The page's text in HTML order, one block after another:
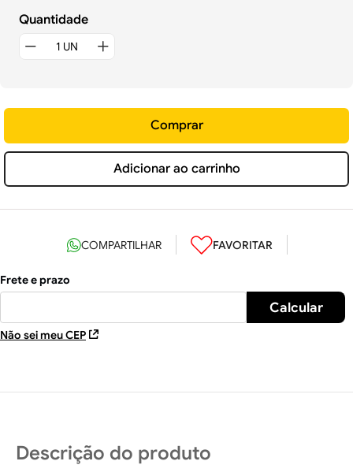
Quantidade
Adicionar ao carrinho
Comprar
Não sei meu CEP
Descrição do produto